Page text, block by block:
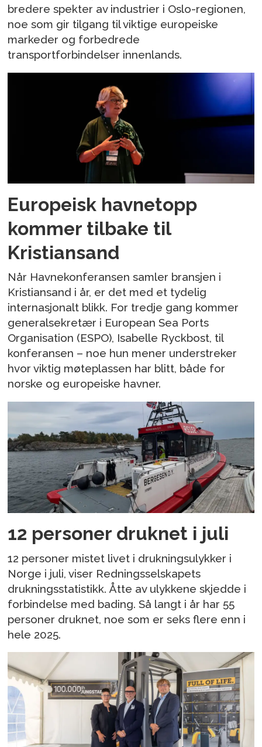
bredere spekter av industrier i Oslo-regionen,
noe som gir tilgang til viktige europeiske
markeder og forbedrede
transportforbindelser innenlands.
Europeisk havnetopp
kommer tilbake til
Kristiansand
Når Havnekonferansen samler bransjen i
Kristiansand i år, er det med et tydelig
internasjonalt blikk. For tredje gang kommer
generalsekretær i European Sea Ports
Organisation (ESPO), Isabelle Ryckbost, til
konferansen – noe hun mener understreker
hvor viktig møteplassen har blitt, både for
norske og europeiske havner.
12 personer druknet i juli
12 personer mistet livet i drukningsulykker i
Norge i juli, viser Redningsselskapets
drukningsstatistikk. Åtte av ulykkene skjedde i
forbindelse med bading. Så langt i år har 55
personer druknet, noe som er seks flere enn i
hele 2025.